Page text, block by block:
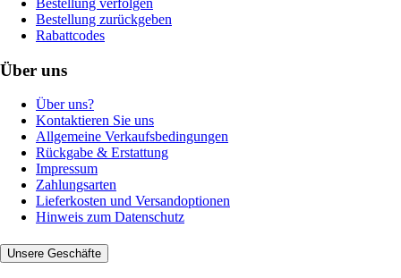
Bestellung zurückgeben
Rabattcodes
Über uns
Über uns?
Kontaktieren Sie uns
Allgemeine Verkaufsbedingungen
Rückgabe & Erstattung
Impressum
Zahlungsarten
Lieferkosten und Versandoptionen
Hinweis zum Datenschutz
Unsere Geschäfte